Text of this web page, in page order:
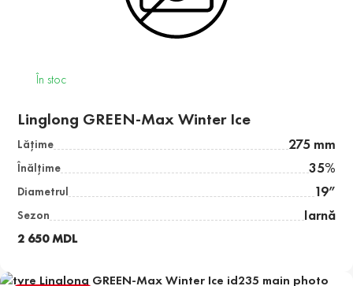
În stoc
Linglong GREEN-Max Winter Ice
Lăţime 275 mm
Înălţime 35%
Diametrul 19”
Sezon Iarnă
2 650 MDL